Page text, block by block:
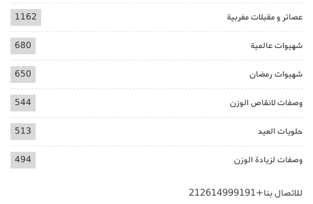
عصائر و مقبلات مغربية 1162
شهيوات عالمية 680
شهيوات رمضان 650
وصفات لانقاص الوزن 544
حلويات العيد 513
وصفات لزيادة الوزن 494
للاتصال بنا+212614999191